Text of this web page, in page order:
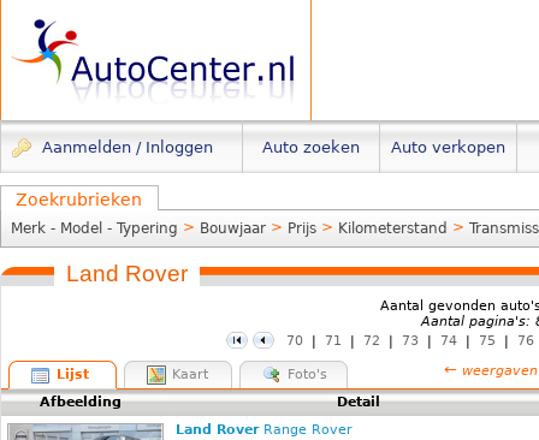
Aanmelden / Inloggen Auto zoeken Auto verkopen
Zoekrubrieken
Merk - Model - Typering > Bouwjaar > Prijs > Kilometerstand >
Land Rover
Aantal gevonden
Aantal pagina's:
70
| 71 | 72 | 73 | 74 | 75 | 76
Lijst Kaart Foto's ← weergaven
Afbeelding
Detail
Land Rover Range Rover